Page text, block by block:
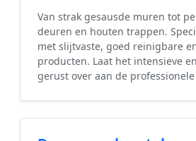
Van strak gesausde muren tot
deuren en houten trappen.
met slijtvaste, goed reinigbare
producten. Laat het intensieve
gerust over aan de